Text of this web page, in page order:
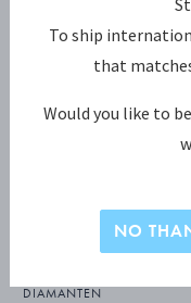
FUSION
IAMANTEN
To ship
that
Would you like to
NO